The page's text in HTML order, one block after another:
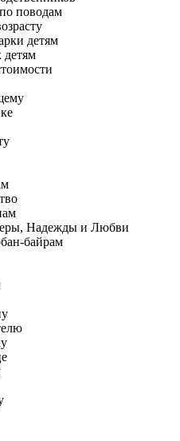
поводам
детям
Надежды и Любви
байрам